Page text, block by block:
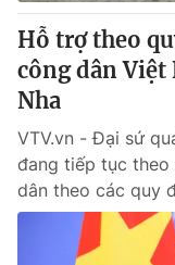
Hỗ trợ theo
công dân Việt
Nha
VTV.vn - Đại sứ
đang tiếp tục theo
dân theo các quy